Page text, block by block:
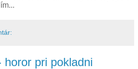
horor pri pokladni